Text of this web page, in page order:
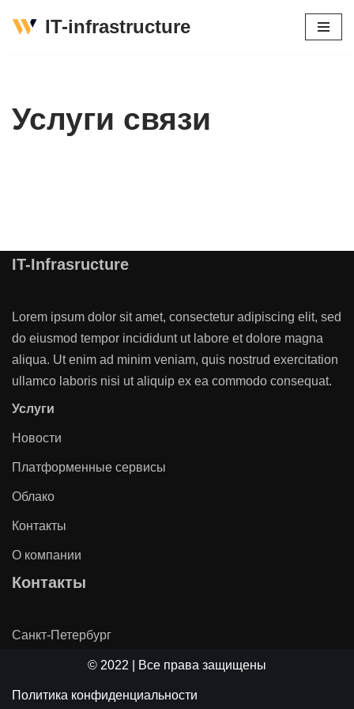
IT-infrastructure
Услуги связи
IT-Infrasructure
Lorem ipsum dolor sit amet, consectetur adipiscing elit, sed
do eiusmod tempor incididunt ut labore et dolore magna
aliqua. Ut enim ad minim veniam, quis nostrud exercitation
ullamco laboris nisi ut aliquip ex ea commodo consequat.
Услуги
Новости
Платформенные сервисы
Облако
Контакты
О компании
Контакты
Санкт-Петербург
© 2022 | Все права защищены
Политика конфиденциальности